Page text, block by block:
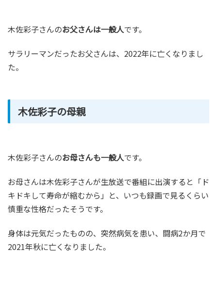
木佐彩子さんのお父さんは一般人です。
サラリーマンだったお父さんは、2022年に亡くなりまし
た。
木佐彩子の母親
木佐彩子さんのお母さんも一般人です。
お母さんは木佐彩子さんが生放送で番組に出演すると「ド
キドキして寿命が縮むから」と、いつも録画で見るくらい
慎重な性格だったそうです。
身体は元気だったものの、突然病気を患い、闘病2か月で
2021年秋に亡くなりました。